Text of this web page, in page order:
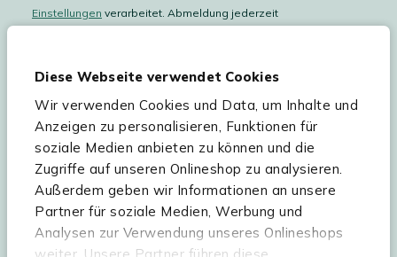
Diese Webseite verwendet Cookies
Wir verwenden Cookies und Data, um Inhalte und
Anzeigen zu personalisieren, Funktionen für
soziale Medien anbieten zu können und die
Zugriffe auf unseren Onlineshop zu analysieren.
Außerdem geben wir Informationen an unsere
Partner für soziale Medien, Werbung und
Analysen zur Verwendung unseres Onlineshops
weiter. Unsere Partner führen diese
Einstellungen verarbeitet. Abmeldung jederzeit
Hilfe & Service
Sortiment
Kees Smit Gartenmöbel
Experience Stores XXL